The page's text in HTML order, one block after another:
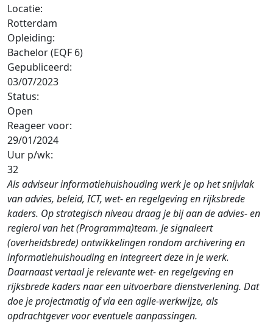
Locatie:
Rotterdam
Opleiding:
Bachelor (EQF 6)
Gepubliceerd:
03/07/2023
Status:
Open
Reageer voor:
29/01/2024
Uur p/wk:
32
Als adviseur informatiehuishouding werk je op het snijvlak
van advies, beleid, ICT, wet- en regelgeving en rijksbrede
kaders. Op strategisch niveau draag je bij aan de advies- en
regierol van het (Programma)team. Je signaleert
(overheidsbrede) ontwikkelingen rondom archivering en
informatiehuishouding en integreert deze in je werk.
Daarnaast vertaal je relevante wet- en regelgeving en
rijksbrede kaders naar een uitvoerbare dienstverlening. Dat
doe je projectmatig of via een agile-werkwijze, als
opdrachtgever voor eventuele aanpassingen.